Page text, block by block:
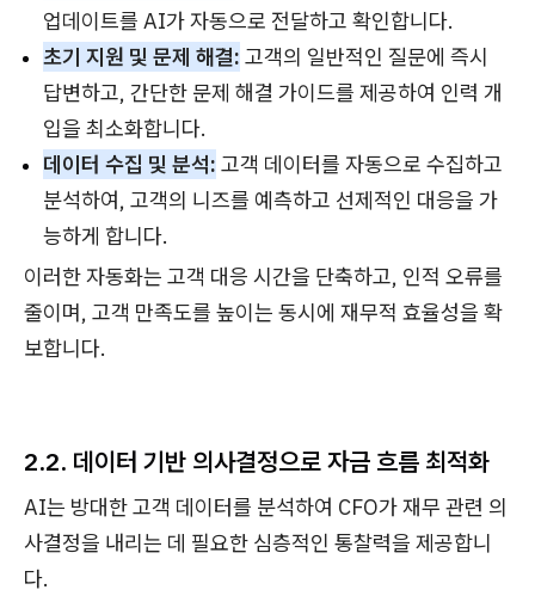
업데이트를 AI가 자동으로 전달하고 확인합니다.
초기 지원 및 문제 해결: 고객의 일반적인 질문에 즉시
답변하고, 간단한 문제 해결 가이드를 제공하여 인력 개
입을 최소화합니다.
데이터 수집 및 분석: 고객 데이터를 자동으로 수집하고
분석하여, 고객의 니즈를 예측하고 선제적인 대응을 가
능하게 합니다.
이러한 자동화는 고객 대응 시간을 단축하고, 인적 오류를
줄이며, 고객 만족도를 높이는 동시에 재무적 효율성을 확
보합니다.
2.2. 데이터 기반 의사결정으로 자금 흐름 최적화
AI는 방대한 고객 데이터를 분석하여 CFO가 재무 관련 의
사결정을 내리는 데 필요한 심층적인 통찰력을 제공합니
다.